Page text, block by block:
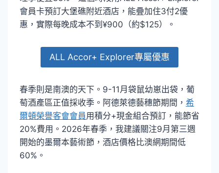
會員卡預訂大堡礁附近酒店，能疊加住3付2優
惠，實際每晚成本不到¥900（約$125）。
ALL Accor+ Explorer專屬優惠
春季則是南澳的天下。9-11月袋鼠幼崽出袋，葡
萄酒產區正值採收季。阿德萊德藝穗節期間， 希
爾頓榮譽客會會員用積分+現金組合預訂，能節省
20%費用。2026年春季，我建議關注9月第三週
開始的墨爾本藝術節，酒店價格比澳網期間低
60%。